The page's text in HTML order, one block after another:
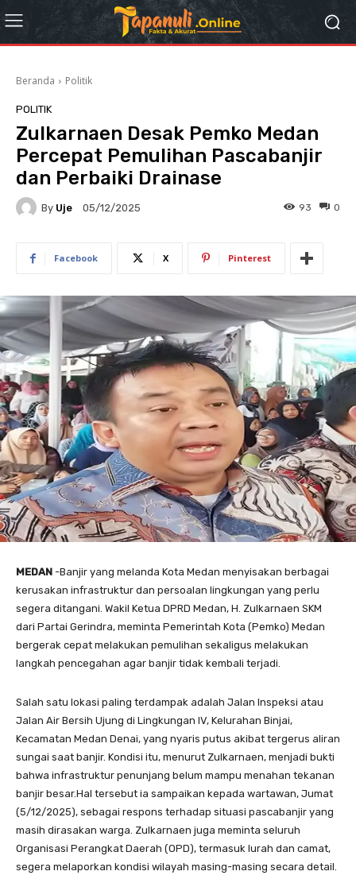
Beranda Politik
POLITIK
Zulkarnaen Desak Pemko Medan
Percepat Pemulihan Pascabanjir
dan Perbaiki Drainase
By Uje 05/12/2025 0
93
Facebook X Pinterest
MEDAN -Banjir yang melanda Kota Medan menyisakan berbagai
kerusakan infrastruktur dan persoalan lingkungan yang perlu
segera ditangani. Wakil Ketua DPRD Medan, H. Zulkarnaen SKM
dari Partai Gerindra, meminta Pemerintah Kota (Pemko) Medan
bergerak cepat melakukan pemulihan sekaligus melakukan
langkah pencegahan agar banjir tidak kembali terjadi.
Salah satu lokasi paling terdampak adalah Jalan Inspeksi atau
Jalan Air Bersih Ujung di Lingkungan IV, Kelurahan Binjai,
Kecamatan Medan Denai, yang nyaris putus akibat tergerus aliran
sungai saat banjir. Kondisi itu, menurut Zulkarnaen, menjadi bukti
bahwa infrastruktur penunjang belum mampu menahan tekanan
banjir besar.Hal tersebut ia sampaikan kepada wartawan, Jumat
(5/12/2025), sebagai respons terhadap situasi pascabanjir yang
masih dirasakan warga. Zulkarnaen juga meminta seluruh
Organisasi Perangkat Daerah (OPD), termasuk lurah dan camat,
segera melaporkan kondisi wilayah masing-masing secara detail.